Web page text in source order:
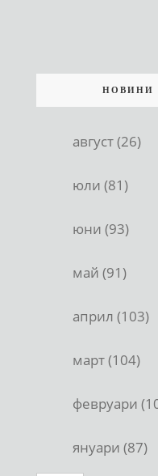
НОВИНИ
август (26)
юли (81)
юни (93)
май (91)
април (103)
март (104)
февруари
януари (87)